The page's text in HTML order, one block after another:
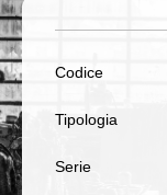
Codice
Tipologia
Serie